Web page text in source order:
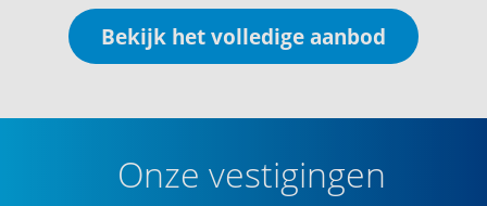
Bekijk het volledige aanbod
Onze vestigingen